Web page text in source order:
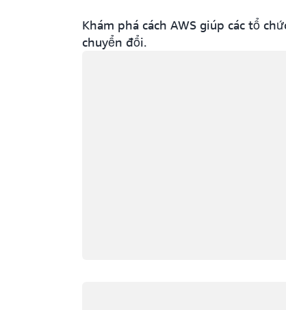
Khám phá cách AWS giúp các tổ
chuyển đổi.